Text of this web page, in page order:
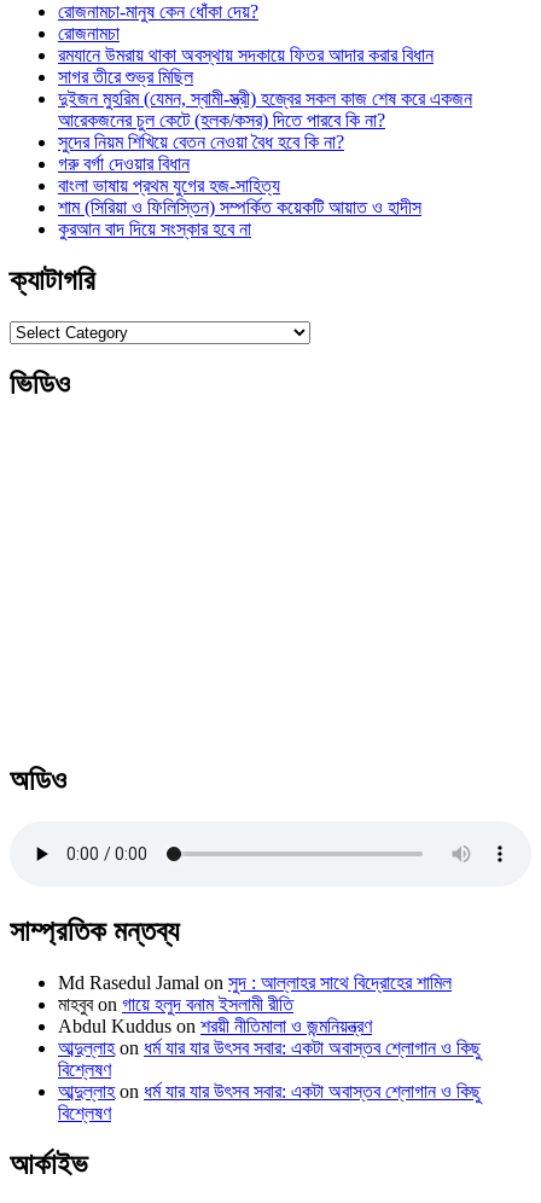
রোজনামচা-মানুষ কেন ধোঁকা দেয়?
রোজনামচা
রমযানে উমরায় থাকা অবস্থায় সদকায়ে ফিতর আদার করার বিধান
সাগর তীরে শুভ্র মিছিল
দুইজন মুহরিম (যেমন, স্বামী-স্ত্রী) হজ্বের সকল কাজ শেষ করে একজন
আরেকজনের চুল কেটে (হলক/কসর) দিতে পারবে কি না?
সুদের নিয়ম শিখিয়ে বেতন নেওয়া বৈধ হবে কি না?
গরু বর্গা দেওয়ার বিধান
বাংলা ভাষায় প্রথম যুগের হজ-সাহিত্য
শাম (সিরিয়া ও ফিলিস্তিন) সম্পর্কিত কয়েকটি আয়াত ও হাদীস
কুরআন বাদ দিয়ে সংস্কার হবে না
ক্যাটাগরি
ক্যাটাগরি
ভিডিও
অডিও
সাম্প্রতিক মন্তব্য
Md Rasedul Jamal on সুদ : আল্লাহর সাথে বিদ্রোহের শামিল
মাহবুবon গায়ে হলুদ বনাম ইসলামী রীতি
Abdul Kuddus on শরয়ী নীতিমালা ও জন্মনিয়ন্ত্রণ
আব্দুল্লাহon ধর্ম যার যার উৎসব সবার: একটা অবাস্তব শ্লোগান ও কিছু
বিশ্লেষণ
আব্দুল্লাহon ধর্ম যার যার উৎসব সবার: একটা অবাস্তব শ্লোগান ও কিছু
বিশ্লেষণ
আর্কাইভ